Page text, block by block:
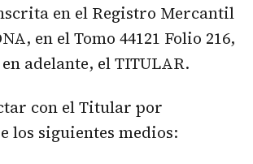
en el Registro Mercantil
en el Tomo 44121 Folio 216,
en adelante, el TITULAR.
con el Titular por
los siguientes medios: